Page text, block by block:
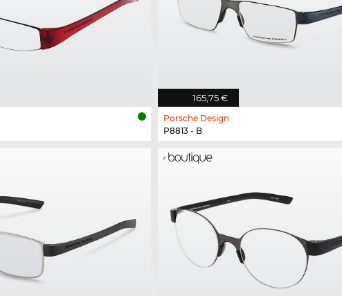
165,75 €
Porsche Design
P8813 - B